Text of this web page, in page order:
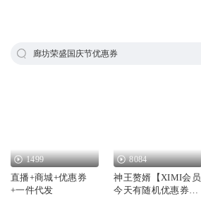
廊坊荣盛国庆节优惠券
1499
直播+商城+优惠券
+一件代发
8084
神王赘婿【XIMI会员
今天有随机优惠券，